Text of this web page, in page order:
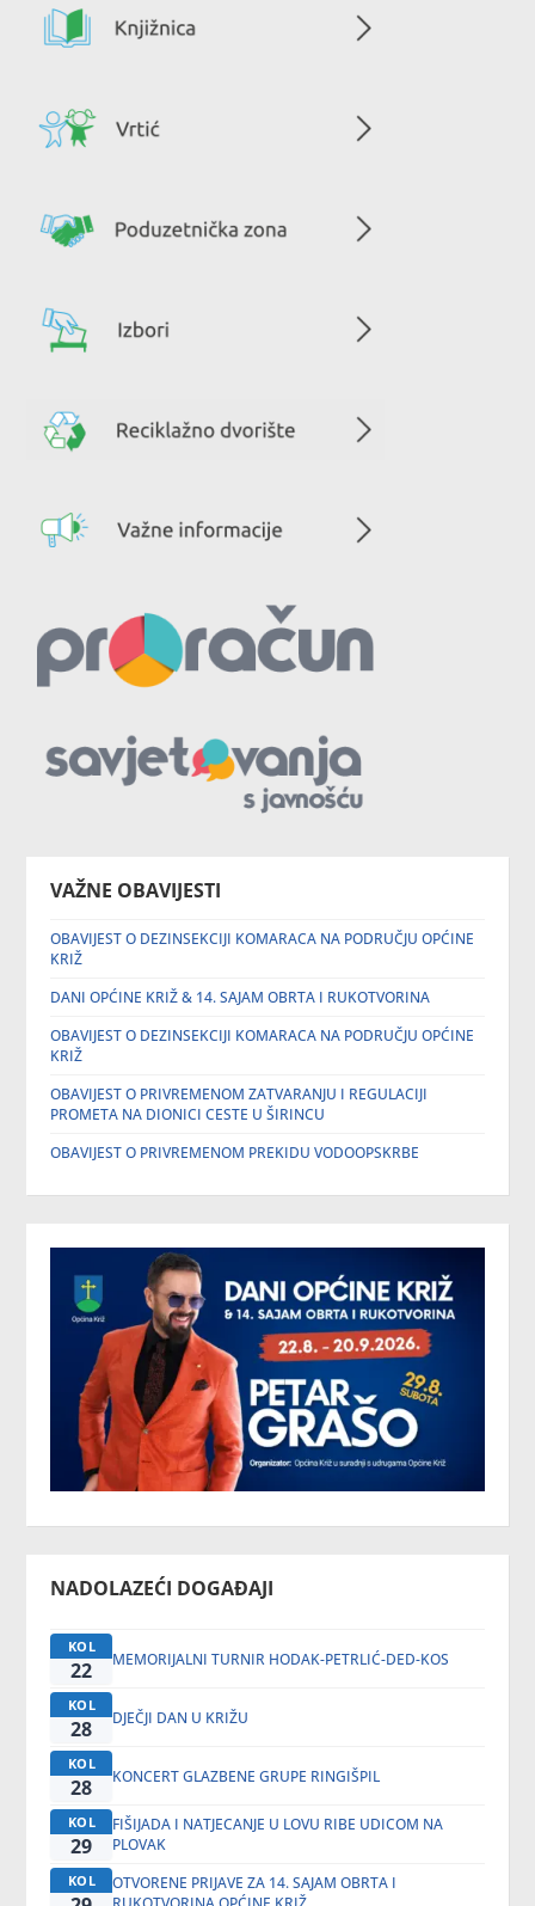
VAŽNE OBAVIJESTI
OBAVIJEST O DEZINSEKCIJI KOMARACA NA PODRUČJU OPĆINE
KRIŽ
DANI OPĆINE KRIŽ & 14. SAJAM OBRTA I RUKOTVORINA
OBAVIJEST O DEZINSEKCIJI KOMARACA NA PODRUČJU OPĆINE
KRIŽ
OBAVIJEST O PRIVREMENOM ZATVARANJU I REGULACIJI
PROMETA NA DIONICI CESTE U ŠIRINCU
OBAVIJEST O PRIVREMENOM PREKIDU VODOOPSKRBE
NADOLAZEĆI DOGAĐAJI
KOL
22 MEMORIJALNI TURNIR HODAK-PETRLIĆ-DED-KOS
KOL
28 DJEČJI DAN U KRIŽU
KOL
28 KONCERT GLAZBENE GRUPE RINGIŠPIL
KOL
29
FIŠIJADA I NATJECANJE U LOVU RIBE UDICOM NA
PLOVAK
KOL
OTVORENE PRIJAVE ZA 14. SAJAM OBRTA I